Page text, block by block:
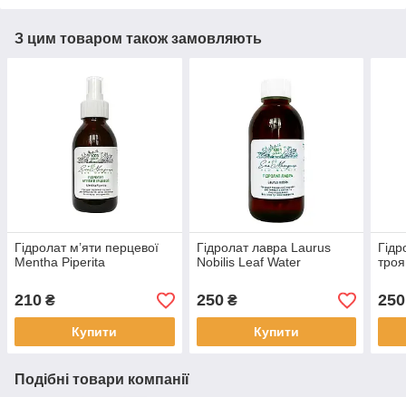
З цим товаром також замовляють
Гідролат м’яти перцевої
Mentha Piperita
210 ₴
Купити
Гідролат лавра Laurus
Nobilis Leaf Water
250₴
Купити
250
Подібні товари компанії